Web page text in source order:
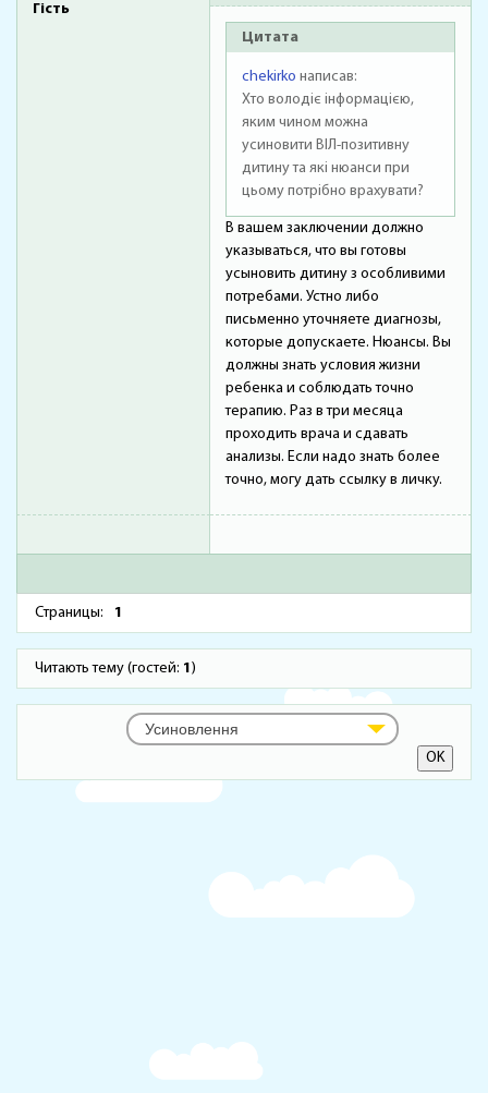
Гість
Цитата
chekirko написав:
Хто володіє інформацією,
яким чином можна
усиновити ВІЛ-позитивну
дитину та які нюанси при
цьому потрібно врахувати?
В вашем заключении должно
указываться, что вы готовы
усыновить дитину з особливими
потребами. Устно либо
письменно уточняете диагнозы,
которые допускаете. Нюансы. Вы
должны знать условия жизни
ребенка и соблюдать точно
терапию. Раз в три месяца
проходить врача и сдавать
анализы. Если надо знать более
точно, могу дать ссылку в личку.
Страницы: 1
Читають тему (гостей: 1)
Усиновлення